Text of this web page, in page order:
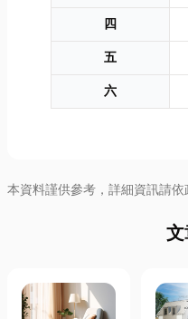
四
五
六
本資料謹供參考，詳細資訊請依